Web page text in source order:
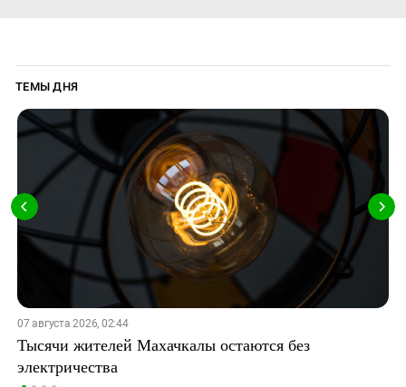
ТЕМЫ ДНЯ
07 августа 2026, 02:44
Тысячи жителей Махачкалы остаются без
электричества